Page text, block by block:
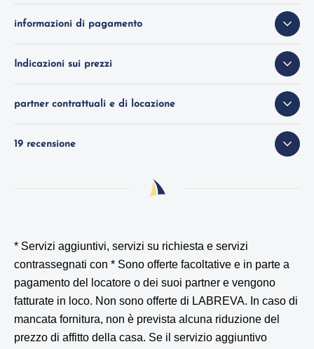
informazioni di pagamento
Indicazioni sui prezzi
partner contrattuali e di locazione
19 recensione
* Servizi aggiuntivi, servizi su richiesta e servizi
contrassegnati con * Sono offerte facoltative e in parte a
pagamento del locatore o dei suoi partner e vengono
fatturate in loco. Non sono offerte di LABREVA. In caso di
mancata fornitura, non è prevista alcuna riduzione del
prezzo di affitto della casa. Se il servizio aggiuntivo